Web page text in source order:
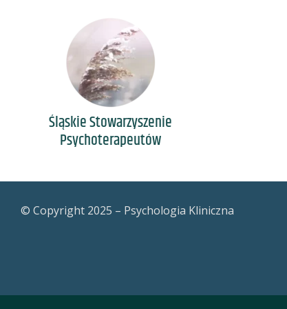
Śląskie Stowarzyszenie
Psychoterapeutów
© Copyright 2025 – Psychologia Kliniczna